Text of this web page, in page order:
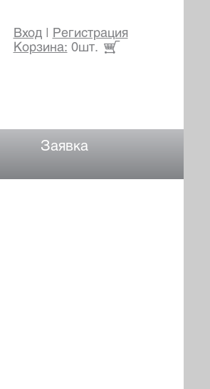
Вход|
Регистрация
Корзина: 0шт.
Заявка